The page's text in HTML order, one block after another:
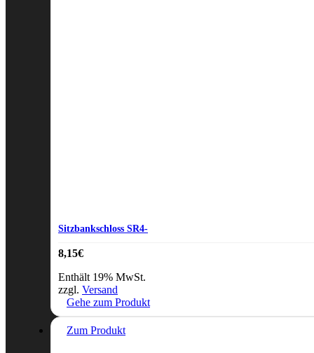
Sitzbankschloss SR4-
8,15€
Enthält 19% MwSt.
zzgl. Versand
Gehe zum Produkt
Zum Produkt